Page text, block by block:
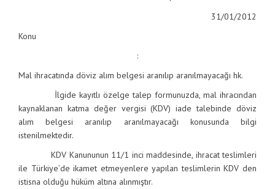
31/01/2012
Konu
:
Mal ihracatında döviz alım belgesi aranılıp aranılmayacağı hk.
İlgide kayıtlı özelge talep formunuzda, mal ihracından
kaynaklanan katma değer vergisi (KDV) iade talebinde döviz
alım belgesi aranılıp aranılmayacağı konusunda bilgi
istenilmektedir.
KDV Kanununun 11/1 inci maddesinde, ihracat teslimleri
ile Türkiye’de ikamet etmeyenlere yapılan teslimlerin KDV den
istisna olduğu hüküm altına alınmıştır.